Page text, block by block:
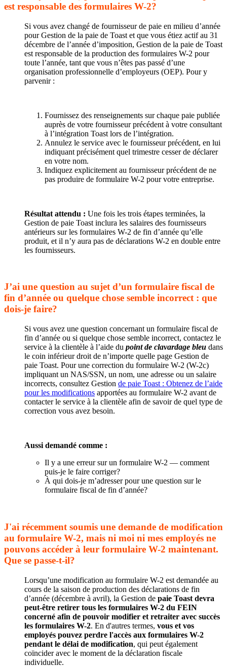
est responsable des formulaires W-2?
Si vous avez changé de fournisseur de paie en milieu d’année
pour Gestion de la paie de Toast et que vous étiez actif au 31
décembre de l’année d’imposition, Gestion de la paie de Toast
est responsable de la production des formulaires W-2 pour
toute l’année, tant que vous n’êtes pas passé d’une
organisation professionnelle d’employeurs (OEP). Pour y
parvenir :
Fournissez des renseignements sur chaque paie publiée
auprès de votre fournisseur précédent à votre consultant
à l’intégration Toast lors de l’intégration.
Annulez le service avec le fournisseur précédent, en lui
indiquant précisément quel trimestre cesser de déclarer
en votre nom.
Indiquez explicitement au fournisseur précédent de ne
pas produire de formulaire W-2 pour votre entreprise.
Résultat attendu : Une fois les trois étapes terminées, la
Gestion de paie Toast inclura les salaires des fournisseurs
antérieurs sur les formulaires W-2 de fin d’année qu’elle
produit, et il n’y aura pas de déclarations W-2 en double entre
les fournisseurs.
J’ai une question au sujet d’un formulaire fiscal de
fin d’année ou quelque chose semble incorrect : que
dois-je faire?
Si vous avez une question concernant un formulaire fiscal de
fin d’année ou si quelque chose semble incorrect, contactez le
service à la clientèle à l’aide du point de clavardage bleu dans
le coin inférieur droit de n’importe quelle page Gestion de
paie Toast. Pour une correction du formulaire W-2 (W-2c)
impliquant un NAS/SSN, un nom, une adresse ou un salaire
incorrects, consultez Gestion de paie Toast : Obtenez de l’aide
pour les modifications apportées au formulaire W-2 avant de
contacter le service à la clientèle afin de savoir de quel type de
correction vous avez besoin.
Aussi demandé comme :
Il y a une erreur sur un formulaire W-2 — comment
puis-je le faire corriger?
À qui dois-je m’adresser pour une question sur le
formulaire fiscal de fin d’année?
J'ai récemment soumis une demande de modification
au formulaire W-2, mais ni moi ni mes employés ne
pouvons accéder à leur formulaire W-2 maintenant.
Que se passe-t-il?
Lorsqu’une modification au formulaire W-2 est demandée au
cours de la saison de production des déclarations de fin
d’année (décembre à avril), la Gestion de paie Toast devra
peut-être retirer tous les formulaires W-2 du FEIN
concerné afin de pouvoir modifier et retraiter avec succès
les formulaires W-2. En d'autres termes, vous et vos
employés pouvez perdre l'accès aux formulaires W-2
pendant le délai de modification, qui peut également
coïncider avec le moment de la déclaration fiscale
individuelle.